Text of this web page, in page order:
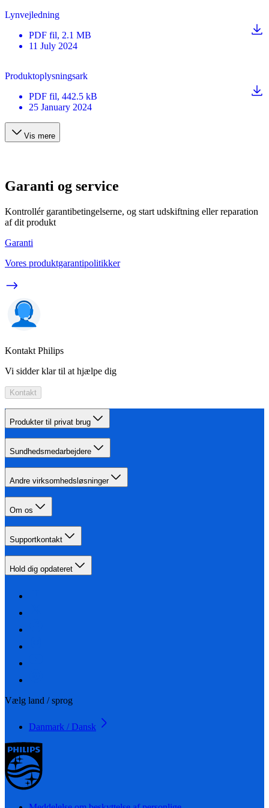
Lynvejledning
PDF fil, 2.1 MB
11 July 2024
Produktoplysningsark
PDF fil, 442.5 kB
25 January 2024
Vis mere
Garanti og service
Kontrollér garantibetingelserne, og start udskiftning eller reparation
af dit produkt
Garanti
Vores produktgarantipolitikker
Kontakt Philips
Vi sidder klar til at hjælpe dig
Kontakt
Produkter til privat brug
Sundhedsmedarbejdere
Andre virksomhedsløsninger
Om os
Supportkontakt
Hold dig opdateret
Vælg land / sprog
Danmark / Dansk